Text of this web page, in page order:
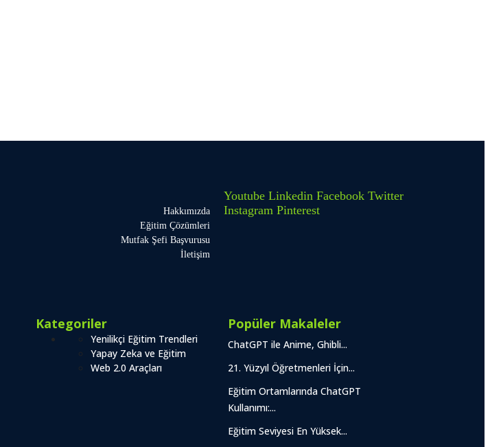
Kategoriler
Yenilikçi Eğitim Trendleri
Yapay Zeka ve Eğitim
Web 2.0 Araçları
Popüler Makaleler
ChatGPT ile Anime, Ghibli...
21. Yüzyıl Öğretmenleri İçin...
Eğitim Ortamlarında ChatGPT
Kullanımı:...
Eğitim Seviyesi En Yüksek...
Hakkımızda
Eğitim Çözümleri
Mutfak Şefi Başvurusu
İletişim
Youtube Linkedin Facebook Twitter
Instagram Pinterest